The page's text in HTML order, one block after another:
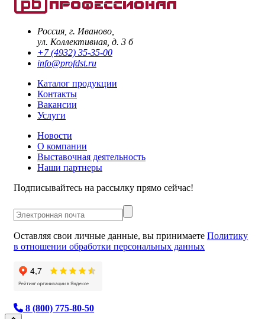
Россия, г. Иваново,
ул. Коллективная, д. 3 б
+7 (4932) 35-35-00
info@profdst.ru
Каталог продукции
Контакты
Вакансии
Услуги
Новости
О компании
Выставочная деятельность
Наши партнеры
Подписывайтесь на рассылку прямо сейчас!
Оставляя свои личные данные, вы принимаете Политику
в отношении обработки персональных данных
8 (800) 775-80-50